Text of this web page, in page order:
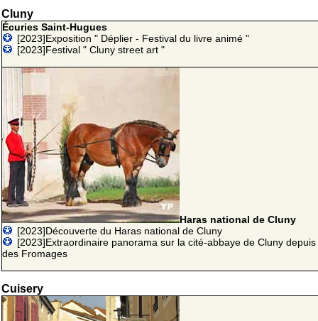
Cluny
Écuries Saint-Hugues
[2023]Exposition " Déplier - Festival du livre animé "
[2023]Festival " Cluny street art "
Haras national de Cluny
[2023]Découverte du Haras national de Cluny
[2023]Extraordinaire panorama sur la cité-abbaye de Cluny
des Fromages
Cuisery